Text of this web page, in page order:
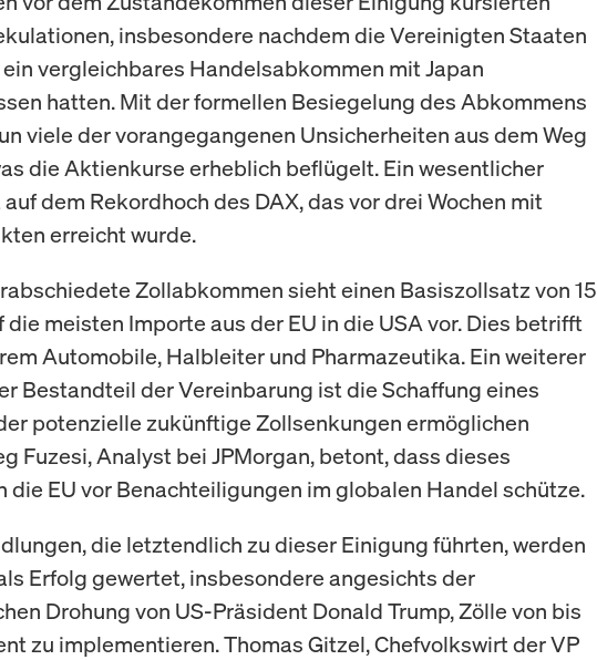
insbesondere nachdem die Vereinigten Staaten
vergleichbares Handelsabkommen mit Japan
hatten. Mit der formellen Besiegelung des Abkommens
viele der vorangegangenen Unsicherheiten aus dem Weg
die Aktienkurse erheblich beflügelt. Ein wesentlicher
dem Rekordhoch des DAX, das vor drei Wochen mit
erreicht wurde.
Zollabkommen sieht einen Basiszollsatz von 15
die meisten Importe aus der EU in die USA vor. Dies betrifft
Automobile, Halbleiter und Pharmazeutika. Ein weiterer
Bestandteil der Vereinbarung ist die Schaffung eines
potenzielle zukünftige Zollsenkungen ermöglichen
Fuzesi, Analyst bei JPMorgan, betont, dass dieses
die EU vor Benachteiligungen im globalen Handel schütze.
die letztendlich zu dieser Einigung führten, werden
Erfolg gewertet, insbesondere angesichts der
Drohung von US-Präsident Donald Trump, Zölle von bis
zu implementieren. Thomas Gitzel, Chefvolkswirt der VP